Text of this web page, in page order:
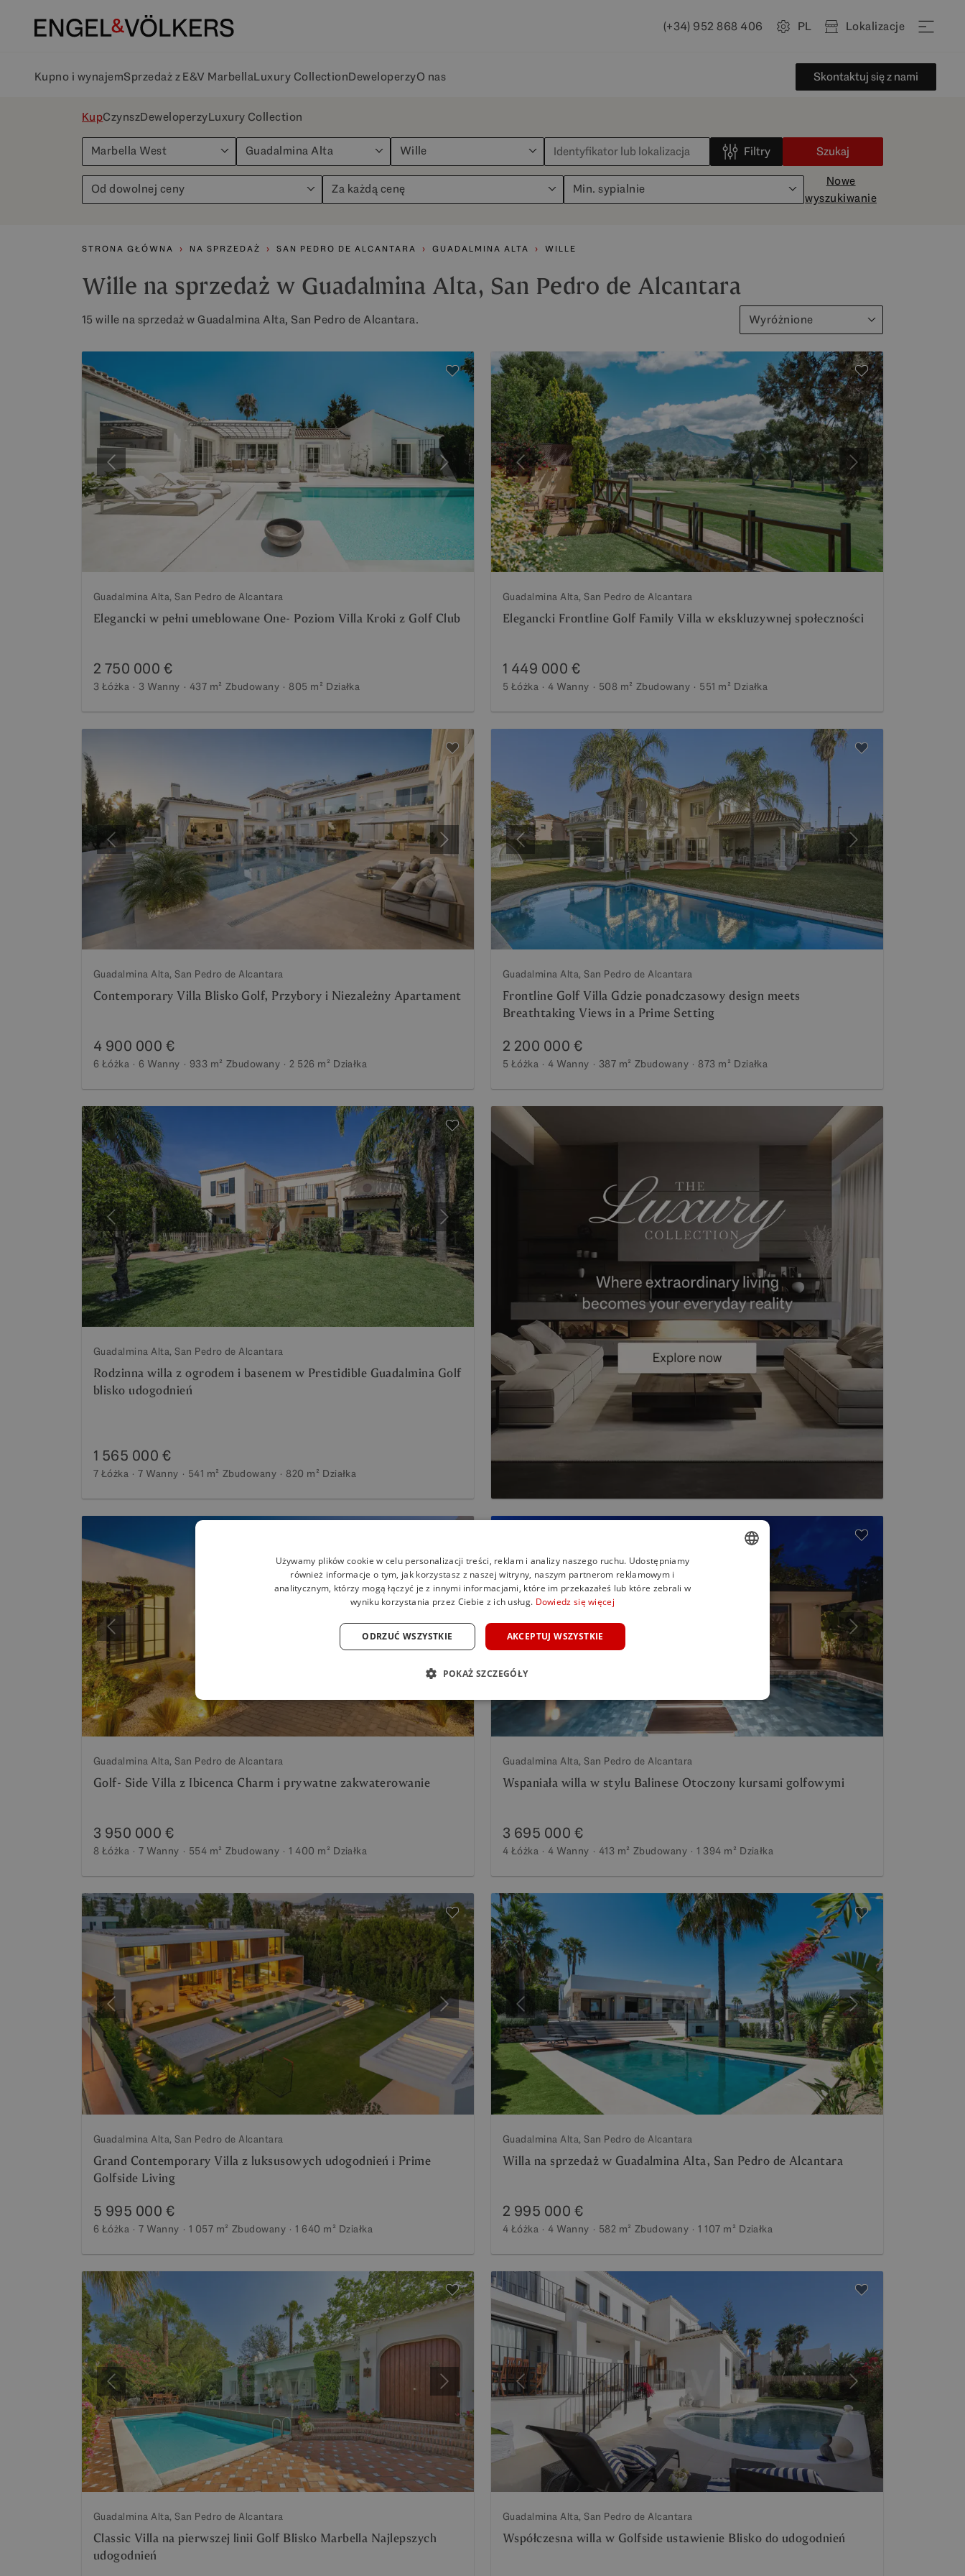
(+34) 952 868 406 PL Lokalizacje
Kupno i wynajemSprzedaż z E&V MarbellaLuxury CollectionDeweloperzyO nas Skontaktuj się z nami
KupCzynszDeweloperzyLuxury Collection
Marbella West Guadalmina Alta Wille Filtry Szukaj
Od dowolnej ceny Za każdą cenę Min. sypialnie
Nowe
wyszukiwanie
STRONA GŁÓWNA NA SPRZEDAŻ SAN PEDRO DE ALCANTARA GUADALMINA ALTA WILLE
Wille na sprzedaż w Guadalmina Alta, San Pedro de Alcantara
15 wille na sprzedaż w Guadalmina Alta, San Pedro de Alcantara. Wyróżnione
Poprzedni Następny
Guadalmina Alta, San Pedro de Alcantara
Elegancki w pełni umeblowane One- Poziom Villa Kroki z Golf Club
2 750 000 €
3 Łóżka 3 Wanny 437 m² Zbudowany 805 m² Działka
Poprzedni Następny
Guadalmina Alta, San Pedro de Alcantara
Elegancki Frontline Golf Family Villa w ekskluzywnej społeczności
1 449 000 €
5 Łóżka 4 Wanny 508 m² Zbudowany 551 m² Działka
Poprzedni Następny
Guadalmina Alta, San Pedro de Alcantara
Contemporary Villa Blisko Golf, Przybory i Niezależny Apartament
4 900 000 €
6 Łóżka 6 Wanny 933 m² Zbudowany 2 526 m² Działka
Poprzedni Następny
Guadalmina Alta, San Pedro de Alcantara
Frontline Golf Villa Gdzie ponadczasowy design meets
Breathtaking Views in a Prime Setting
2 200 000 €
5 Łóżka 4 Wanny 387 m² Zbudowany 873 m² Działka
Poprzedni Następny
Guadalmina Alta, San Pedro de Alcantara
Rodzinna willa z ogrodem i basenem w Prestidible Guadalmina Golf
blisko udogodnień
1 565 000 €
7 Łóżka 7 Wanny 541 m² Zbudowany 820 m² Działka
Poprzedni Następny
Guadalmina Alta, San Pedro de Alcantara
Golf- Side Villa z Ibicenca Charm i prywatne zakwaterowanie
3 950 000 €
8 Łóżka 7 Wanny 554 m² Zbudowany 1 400 m² Działka
Poprzedni Następny
Guadalmina Alta, San Pedro de Alcantara
Wspaniała willa w stylu Balinese Otoczony kursami golfowymi
3 695 000 €
4 Łóżka 4 Wanny 413 m² Zbudowany 1 394 m² Działka
Poprzedni Następny
Guadalmina Alta, San Pedro de Alcantara
Grand Contemporary Villa z luksusowych udogodnień i Prime
Golfside Living
5 995 000 €
6 Łóżka 7 Wanny 1 057 m² Zbudowany 1 640 m² Działka
Poprzedni Następny
Guadalmina Alta, San Pedro de Alcantara
Willa na sprzedaż w Guadalmina Alta, San Pedro de Alcantara
2 995 000 €
4 Łóżka 4 Wanny 582 m² Zbudowany 1 107 m² Działka
Poprzedni Następny
Guadalmina Alta, San Pedro de Alcantara
Classic Villa na pierwszej linii Golf Blisko Marbella Najlepszych
udogodnień
Poprzedni Następny
Guadalmina Alta, San Pedro de Alcantara
Współczesna willa w Golfside ustawienie Blisko do udogodnień
Używamy plików cookie w celu personalizacji treści, reklam i analizy naszego ruchu. Udostępniamy
również informacje o tym, jak korzystasz z naszej witryny, naszym partnerom reklamowym i
analitycznym, którzy mogą łączyć je z innymi informacjami, które im przekazałeś lub które zebrali w
wyniku korzystania przez Ciebie z ich usług. Dowiedz się więcej
AKCEPTUJ WSZYSTKIE
ODRZUĆ WSZYSTKIE
POKAŻ SZCZEGÓŁY